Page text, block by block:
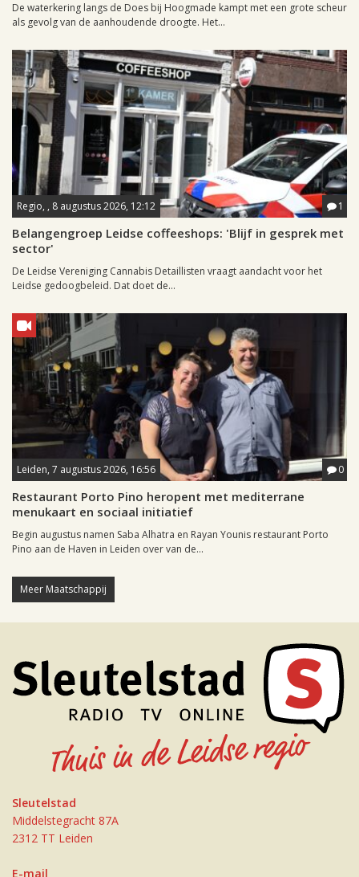
De waterkering langs de Does bij Hoogmade kampt met een grote scheur
als gevolg van de aanhoudende droogte. Het...
Regio, , 8 augustus 2026, 12:12 1
Belangengroep Leidse coffeeshops: 'Blijf in gesprek met
sector'
De Leidse Vereniging Cannabis Detaillisten vraagt aandacht voor het
Leidse gedoogbeleid. Dat doet de...
Leiden, 7 augustus 2026, 16:56 0
Restaurant Porto Pino heropent met mediterrane
menukaart en sociaal initiatief
Begin augustus namen Saba Alhatra en Rayan Younis restaurant Porto
Pino aan de Haven in Leiden over van de...
Meer Maatschappij
Sleutelstad
Middelstegracht 87A
2312 TT Leiden
E-mail